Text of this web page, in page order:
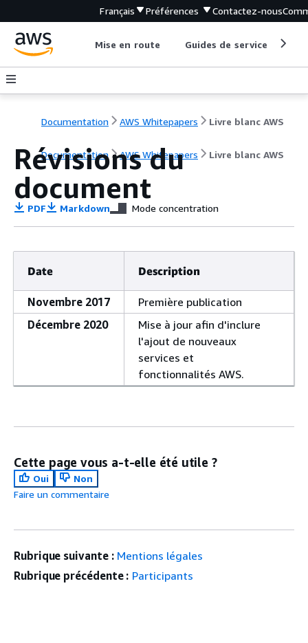
Français Préférences Contactez-nous
Mise en route Guides de service
Documentation AWS Whitepapers Livre blanc AWS
Documentation AWS Whitepapers Livre blanc AWS
Révisions du
document
PDF Markdown Mode concentration
Date Description
Novembre 2017
Première publication
Décembre 2020
Mise à jour afin d'inclure
l'ajout de nouveaux
services et
fonctionnalités AWS.
Cette page vous a-t-elle été utile ?
Oui
Non
Faire un commentaire
Rubrique suivante : Mentions légales
Rubrique précédente : Participants